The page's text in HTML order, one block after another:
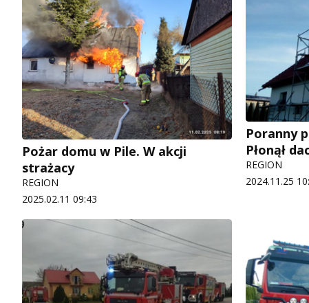
Pożar domu w Pile. W akcji
strażacy
REGION
2025.02.11 09:43
Poranny
Płonął
REGION
2024.11.25